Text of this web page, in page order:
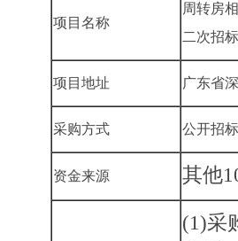
项目名称
周转房
二次招
项目地址 广东省
采购方式 公开招标
资金来源 其他
(1)采